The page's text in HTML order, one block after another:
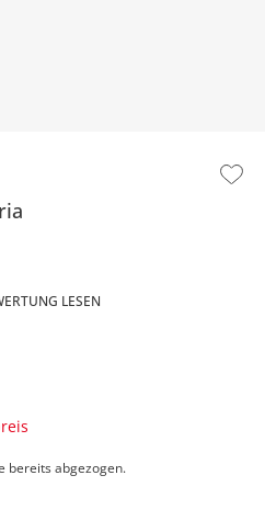
LESEN
bereits abgezogen.